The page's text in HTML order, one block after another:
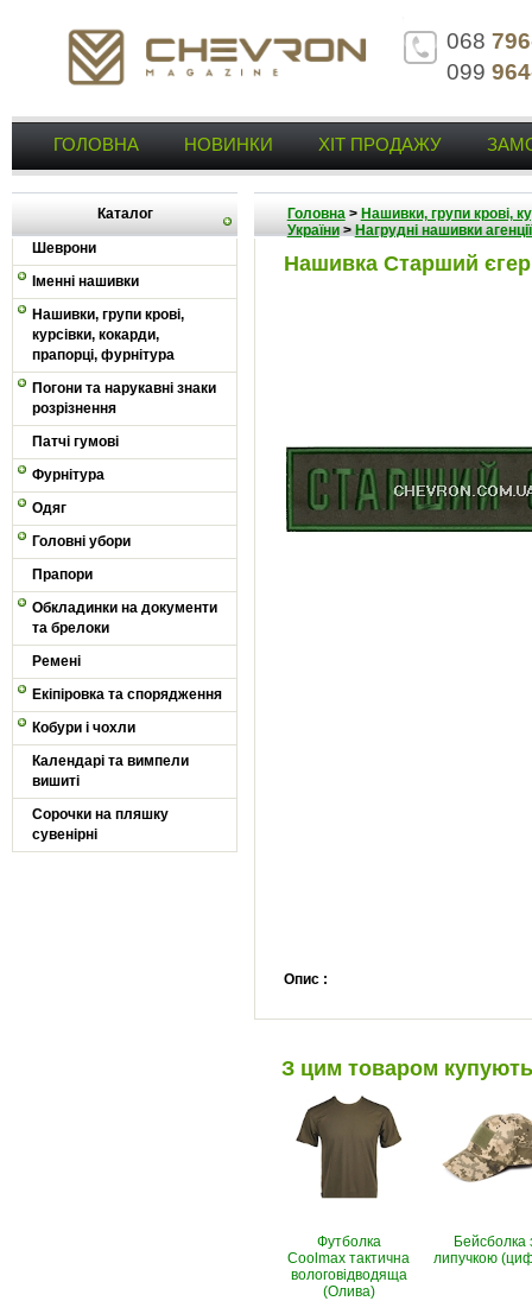
068
099
ГОЛОВНА НОВИНКИ ХІТ ПРОДАЖУ
Каталог
Шеврони
Іменні нашивки
Нашивки, групи крові,
курсівки, кокарди,
прапорці, фурнітура
Погони та нарукавні знаки
розрізнення
Патчі гумові
Фурнітура
Одяг
Головні убори
Прапори
Обкладинки на документи
та брелоки
Ремені
Екіпіровка та спорядження
Кобури і чохли
Календарі та вимпели
вишиті
Сорочки на пляшку
сувенірні
Головна> Нашивки, групи крові,
України> Нагрудні нашивки
Нашивка Старший єгер
Опис :
З цим товаром купують
Футболка
Coolmax тактична
вологовiдводяща
(Олива)
Бейсболка
липучкою